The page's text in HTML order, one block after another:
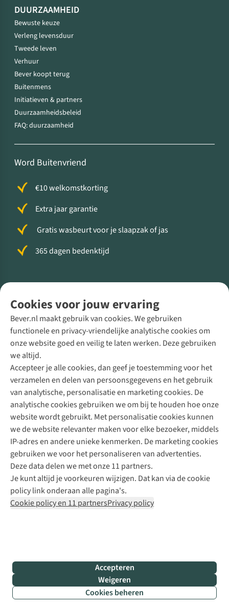
Cookies voor jouw ervaring
Bever.nl maakt gebruik van cookies. We gebruiken
functionele en privacy-vriendelijke analytische cookies om
onze website goed en veilig te laten werken. Deze gebruiken
we altijd.
Accepteer je alle cookies, dan geef je toestemming voor het
verzamelen en delen van persoonsgegevens en het gebruik
van analytische, personalisatie en marketing cookies. De
analytische cookies gebruiken we om bij te houden hoe onze
website wordt gebruikt. Met personalisatie cookies kunnen
we de website relevanter maken voor elke bezoeker, middels
IP-adres en andere unieke kenmerken. De marketing cookies
gebruiken we voor het personaliseren van advertenties.
Deze data delen we met onze 11 partners.
Je kunt altijd je voorkeuren wijzigen. Dat kan via de cookie
policy link onderaan alle pagina's.
Cookie policy en 11 partnersPrivacy policy
Accepteren
Weigeren
Cookies beheren
DUURZAAMHEID
Bewuste keuze
Verleng levensduur
Tweede leven
Verhuur
Bever koopt terug
Buitenmens
Initiatieven & partners
Duurzaamheidsbeleid
FAQ: duurzaamheid
Word Buitenvriend
€10 welkomstkorting
Extra jaar garantie
Gratis wasbeurt voor je slaapzak of jas
365 dagen bedenktijd
Direct advies van een Buitenexpert
+31 (0)85 888 50 88
+31 6 12 28 49 80
Contactformulier
Bever
B.V.